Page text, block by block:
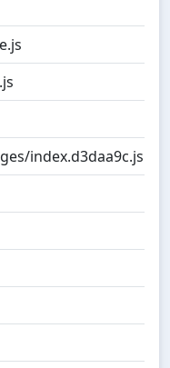
index.d3daa9c.js